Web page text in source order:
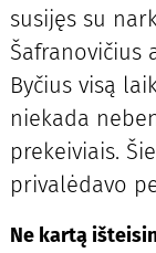
susijęs su
Šafranovičius
Byčius visą
niekada
prekeiviais.
privalėdavo
Ne kartą